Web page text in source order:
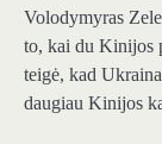
Volodymyras
to, kai du Kinijos
teigė, kad
daugiau Kinijos